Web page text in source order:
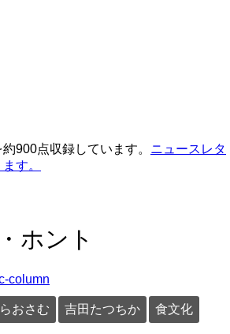
900点収録しています。 ニュースレタ
す。
ホント
column
おさむ 吉田たつちか 食文化